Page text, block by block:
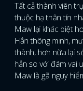
Tất cả thành viên
thuộc hạ thân tín
Maw lại khác biệt
Hắn thông minh,
thành, hơn nữa lại
hẳn so với đám vai
Maw là gã nguy